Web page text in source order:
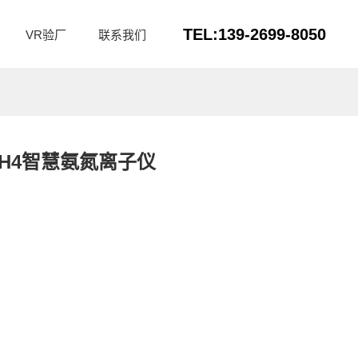
VR验厂 联系我们 TEL:139-2699-8050
智慧氨氮离子仪